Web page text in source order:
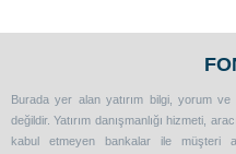
Burada yer alan yatırım bilgi, yorum ve
değildir. Yatırım danışmanlığı hizmeti,
kabul etmeyen bankalar ile müşteri